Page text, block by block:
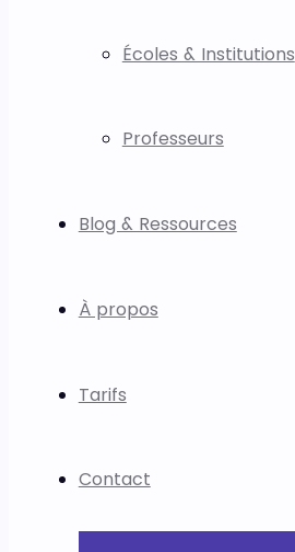
Écoles & Institutions
Professeurs
Blog & Ressources
À propos
Tarifs
Contact